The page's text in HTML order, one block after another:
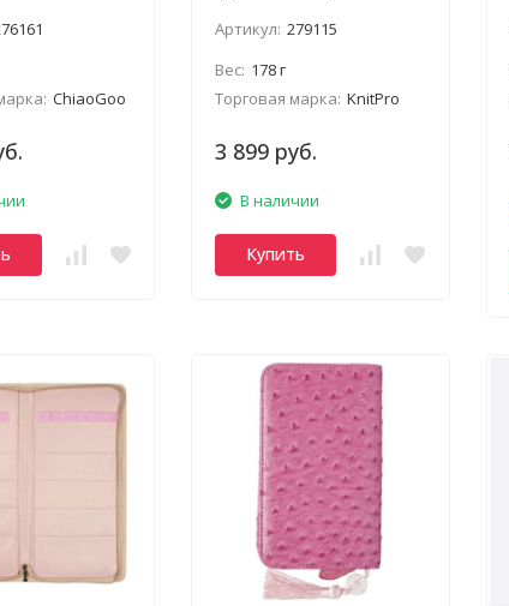
ChiaoGoo
Артикул: 279115
Вес: 178 г
Торговая марка: KnitPro
3 899 руб.
В наличии
Купить